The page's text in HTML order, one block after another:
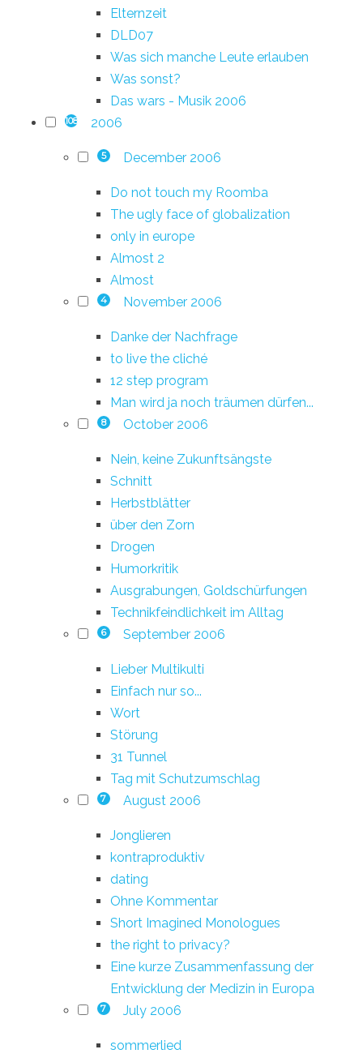
Elternzeit
DLD07
Was sich manche Leute erlauben
Was sonst?
Das wars - Musik 2006
108 2006
5 December 2006
Do not touch my Roomba
The ugly face of globalization
only in europe
Almost 2
Almost
4 November 2006
Danke der Nachfrage
to live the cliché
12 step program
Man wird ja noch träumen dürfen...
8 October 2006
Nein, keine Zukunftsängste
Schnitt
Herbstblätter
über den Zorn
Drogen
Humorkritik
Ausgrabungen, Goldschürfungen
Technikfeindlichkeit im Alltag
6 September 2006
Lieber Multikulti
Einfach nur so...
Wort
Störung
31 Tunnel
Tag mit Schutzumschlag
7 August 2006
Jonglieren
kontraproduktiv
dating
Ohne Kommentar
Short Imagined Monologues
the right to privacy?
Eine kurze Zusammenfassung der
Entwicklung der Medizin in Europa
7 July 2006
sommerlied